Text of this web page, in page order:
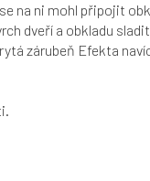
na ni mohl připojit
dveří a obkladu
zárubeň Efekta